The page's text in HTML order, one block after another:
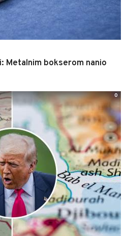
Metalnim bokserom nanio
0